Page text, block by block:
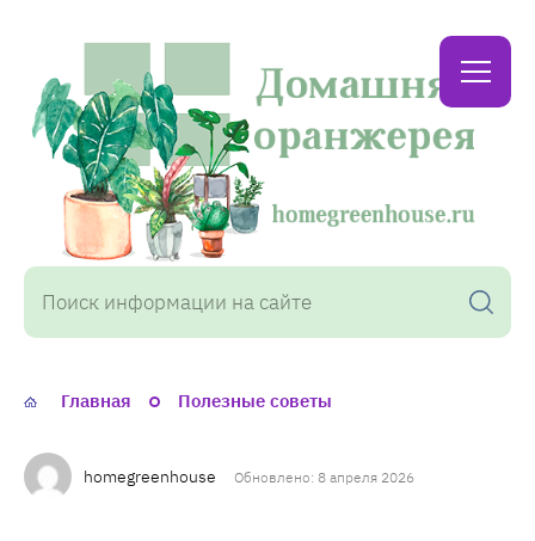
Домашняя
оранжерея
Главная Полезные советы
homegreenhouse Обновлено: 8 апреля 2026